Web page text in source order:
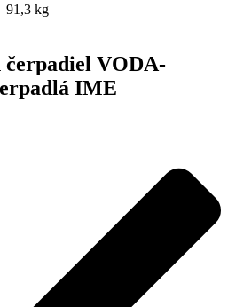
91,3 kg
čerpadiel VODA-